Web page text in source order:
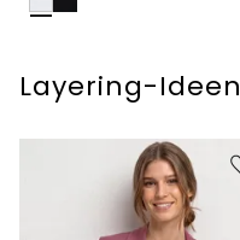
Layering-Ideen